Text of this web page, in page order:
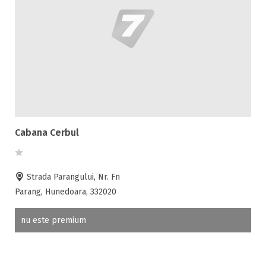
Cabana Cerbul
Strada Parangului, Nr. Fn
Parang, Hunedoara, 332020
nu este premium